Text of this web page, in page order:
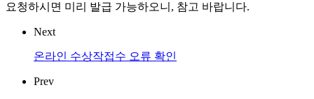
요청하시면 미리 발급 가능하오니, 참고 바랍니다.
Next
온라인 수상작접수 오류 확인
Prev